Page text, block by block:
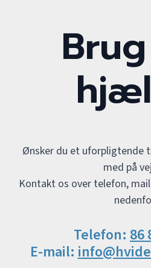
Ønsker du et uforpligtende
med på
Kontakt os over telefon,
Telefon: 86
E-mail: